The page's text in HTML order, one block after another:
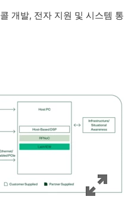
개발, 전자 지원 및 시스템 통